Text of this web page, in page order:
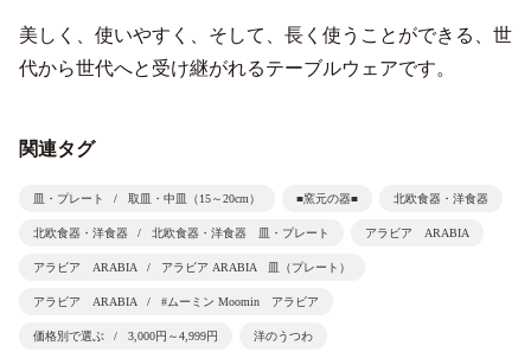
美しく、使いやすく、そして、長く使うことができる、世
代から世代へと受け継がれるテーブルウェアです。
関連タグ
皿・プレート 取皿・中皿（15～20cm） ■窯元の器■ 北欧食器・洋食器
北欧食器・洋食器 北欧食器・洋食器 皿・プレート アラビア ARABIA
アラビア ARABIA アラビア ARABIA 皿（プレート）
アラビア ARABIA #ムーミン Moomin アラビア
価格別で選ぶ 3,000円～4,999円 洋のうつわ